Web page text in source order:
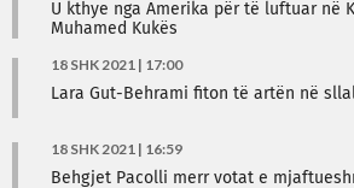
U kthye nga Amerika për të luftuar në
Muhamed Kukës
18 SHK 2021 | 17:00
Lara Gut-Behrami fiton të artën në
18 SHK 2021 | 16:59
Behgjet Pacolli merr votat e